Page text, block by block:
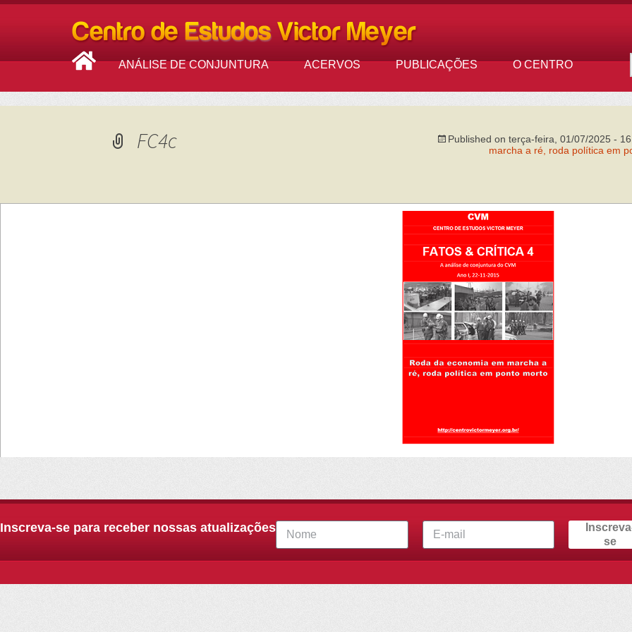
ANÁLISE DE CONJUNTURA ACERVOS PUBLICAÇÕES O CENTRO
FC4c Published on terça-feira, 01/07/2025 -
marcha a ré, roda política em
Inscreva-se para receber nossas atualizações
se